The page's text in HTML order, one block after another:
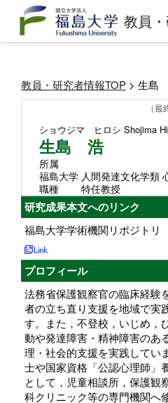
教員
教員・研究者情報TOP > 生島
（
ショウジマ ヒロシ Shojima
生島 浩
所属
福島大学 人間発達文化学類
職種
特任教授
研究成果本文へのリンク
福島大学学術機関リポジトリ
プロフィール
法務省保護観察官の臨床経験
者の立ち直り支援を地域で実
す。また，不登校，いじめ，
動や発達障害・精神障害のあ
理・社会的支援を実践してい
士や国家資格「公認心理師」
として，児童相談所，保護観
科クリニック等の専門機関へ